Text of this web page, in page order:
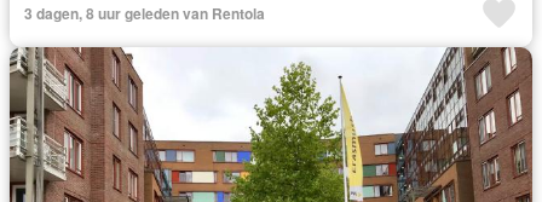
3 dagen, 8 uur geleden van Rentola